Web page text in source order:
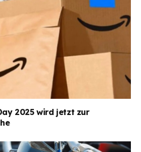
2025 wird jetzt zur